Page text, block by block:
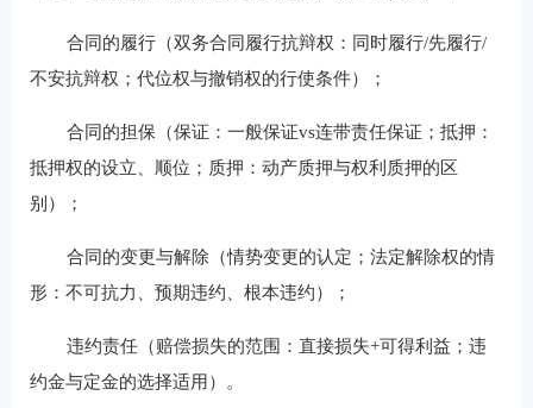
合同的履行（双务合同履行抗辩权：同时履行/先履行/
不安抗辩权；代位权与撤销权的行使条件）；
合同的担保（保证：一般保证vs连带责任保证；抵押：
抵押权的设立、顺位；质押：动产质押与权利质押的区
别）；
合同的变更与解除（情势变更的认定；法定解除权的情
形：不可抗力、预期违约、根本违约）；
违约责任（赔偿损失的范围：直接损失+可得利益；违
约金与定金的选择适用）。